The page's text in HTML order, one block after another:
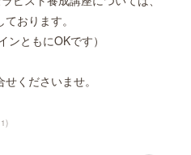
おります。
ンともにOKです）
くださいませ。
)